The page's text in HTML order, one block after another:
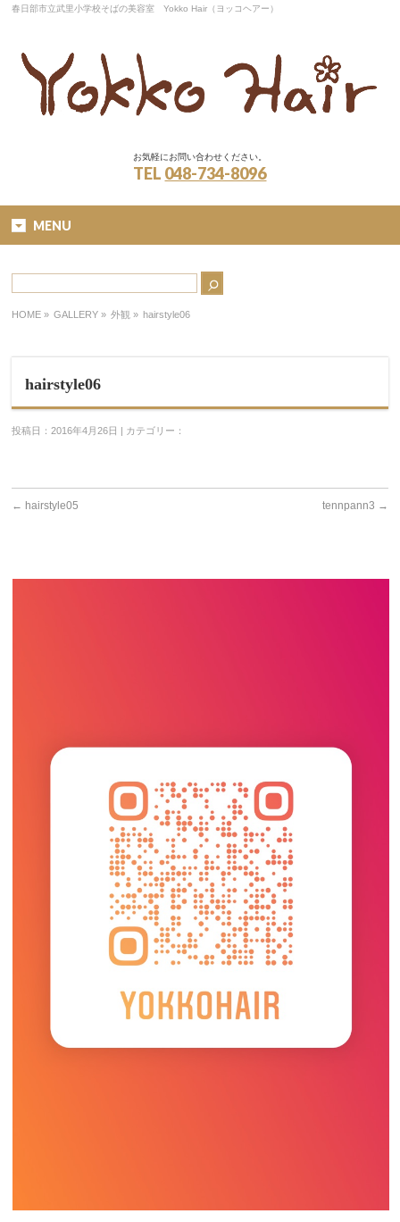
春日部市立武里小学校そばの美容室 Yokko Hair（ヨッコヘアー）
お気軽にお問い合わせください。
TEL 048-734-8096
MENU
HOME » GALLERY » 外観 » hairstyle06
hairstyle06
投稿日：2016年4月26日 | カテゴリー：
← hairstyle05 tennpann3 →